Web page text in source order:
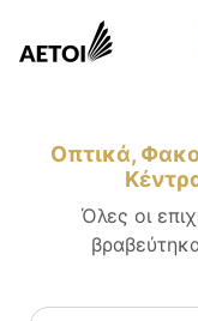
Οπτικά,
Όλες οι